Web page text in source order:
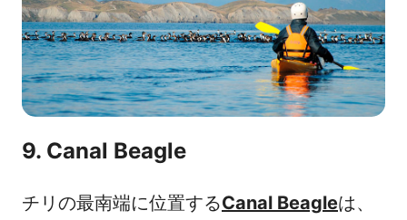
9. Canal Beagle
チリの最南端に位置するCanal Beagleは、